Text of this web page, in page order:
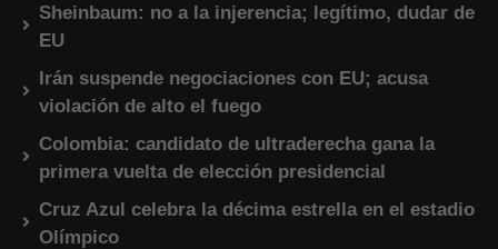
Sheinbaum: no a la injerencia; legítimo, dudar de
EU
Irán suspende negociaciones con EU; acusa
violación de alto el fuego
Colombia: candidato de ultraderecha gana la
primera vuelta de elección presidencial
Cruz Azul celebra la décima estrella en el estadio
Olímpico